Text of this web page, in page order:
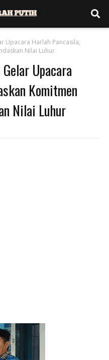
Upacara Harlah Pancasila,
Nilai Luhur
Upacara
Komitmen
Nilai Luhur